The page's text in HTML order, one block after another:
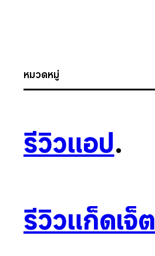
หมวดหมู่
รีวิวแอป.
รีวิวแก็ดเจ็ต